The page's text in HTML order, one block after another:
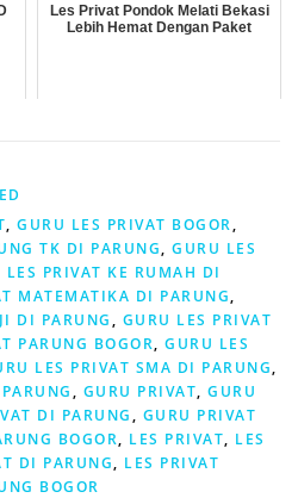
Les Privat Pondok Melati Bekasi
Lebih Hemat Dengan Paket
, GURU LES PRIVAT BOGOR,
TK DI PARUNG, GURU LES
LES PRIVAT KE RUMAH DI
MATEMATIKA DI PARUNG,
DI PARUNG, GURU LES PRIVAT
PARUNG BOGOR, GURU LES
LES PRIVAT SMA DI PARUNG,
, GURU PRIVAT, GURU
DI PARUNG, GURU PRIVAT
BOGOR, LES PRIVAT, LES
DI PARUNG, LES PRIVAT
BOGOR